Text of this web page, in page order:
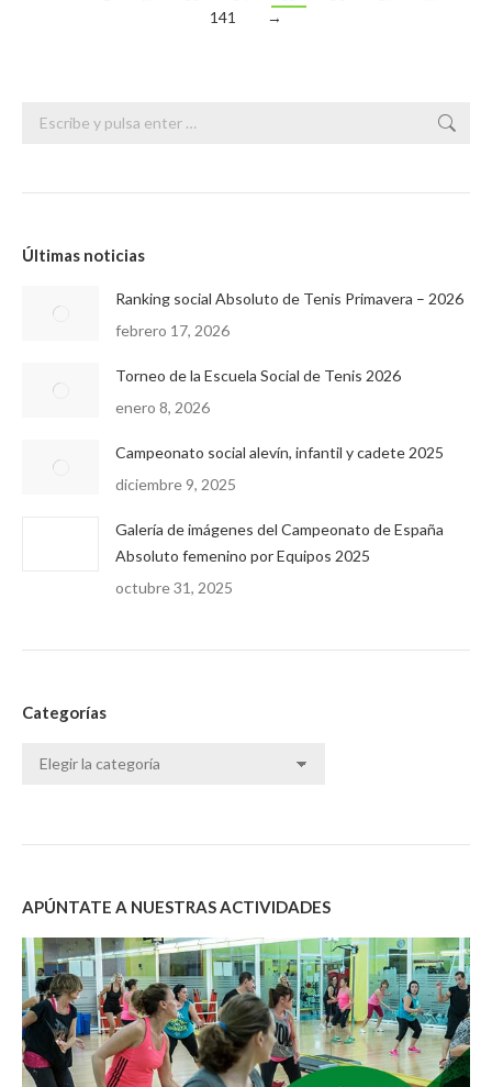
141
→
Buscar:
Últimas noticias
Ranking social Absoluto de Tenis Primavera – 2026
febrero 17, 2026
Torneo de la Escuela Social de Tenis 2026
enero 8, 2026
Campeonato social alevín, infantil y cadete 2025
diciembre 9, 2025
Galería de imágenes del Campeonato de España
Absoluto femenino por Equipos 2025
octubre 31, 2025
Categorías
Categorías
APÚNTATE A NUESTRAS ACTIVIDADES